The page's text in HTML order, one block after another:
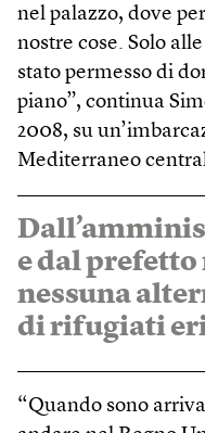
nel palazzo, dove
nostre cose. Solo
stato permesso di
piano”, continua
2008, su
Mediterraneo
e dal prefetto
nessuna
di rifugiati
“Quando sono